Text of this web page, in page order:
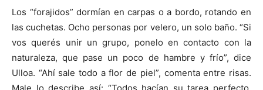
Los “forajidos” dormían en carpas o a bordo, rotando en
las cuchetas. Ocho personas por velero, un solo baño. “Si
vos querés unir un grupo, ponelo en contacto con la
naturaleza, que pase un poco de hambre y frío”, dice
Ulloa. “Ahí sale todo a flor de piel”, comenta entre risas.